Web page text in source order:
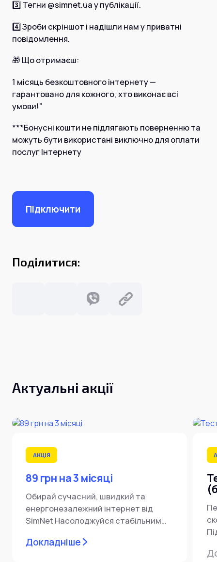
03134, м. Київ, вул. Симиренко, 36,
корпус А, 3 поверх
3️⃣ Тегни @simnet.ua у публікації.
4️⃣ Зроби скріншот і надішли нам у приватні
повідомлення.
🎁 Що отримаєш:
1 місяць безкоштовного інтернету —
гарантовано для кожного, хто виконає всі
умови!”
***Бонусні кошти не підлягають поверненню та
можуть бути використані виключно для оплати
послуг Інтернету
Підключити
Поділитися:
Актуальні акції
АКЦІЯ
89 грн на 3 місяці
Обирай сучасний, швидкий та
енергонезалежний інтернет від
SimNet Насолоджуйся стабільним
протягом 3-ох місяців! Наші тарифи…
Докладніше